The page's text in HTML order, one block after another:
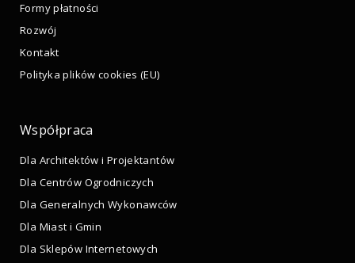
Formy płatności
Rozwój
Kontakt
Polityka plików cookies (EU)
Współpraca
Dla Architektów i Projektantów
Dla Centrów Ogrodniczych
Dla Generalnych Wykonawców
Dla Miast i Gmin
Dla Sklepów Internetowych